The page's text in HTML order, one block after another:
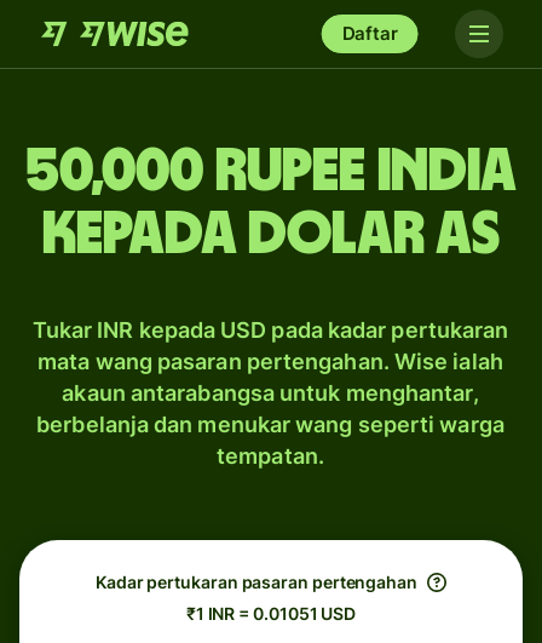
Daftar
50,000 rupee India
kepada dolar AS
Tukar INR kepada USD pada kadar pertukaran
mata wang pasaran pertengahan. Wise ialah
akaun antarabangsa untuk menghantar,
berbelanja dan menukar wang seperti warga
tempatan.
Kadar pertukaran pasaran pertengahan
₹1 INR = 0.01051 USD